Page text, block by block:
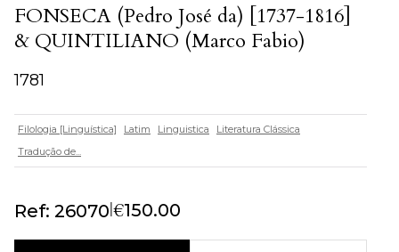
FONSECA (Pedro José da) [1737-1816]
& QUINTILIANO (Marco Fabio)
1781
Filologia [Linguística] Latim Linguistica
Literatura Clássica
Tradução de...
Ref: 26070|€150.00